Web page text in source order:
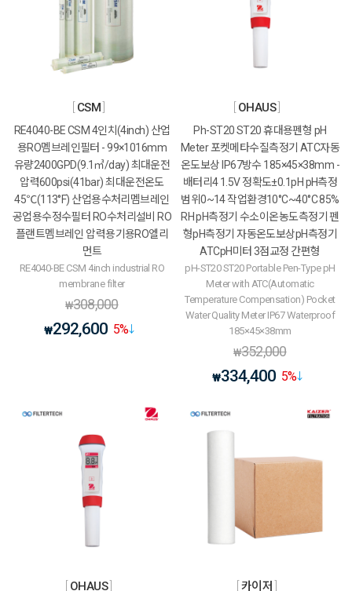
CSM
RE4040-BE CSM 4인치(4inch) 산업
용RO멤브레인필터 - 99×1016mm
유량2400GPD(9.1㎥/day) 최대운전
압력600psi(41bar) 최대운전온도
45℃(113°F) 산업용수처리멤브레인
공업용수정수필터 RO수처리설비 RO
플랜트멤브레인 압력용기용RO엘리
먼트
RE4040-BE CSM 4inch industrial RO
membrane filter
₩308,000
₩292,600 5%
OHAUS
Ph-ST20 ST20 휴대용펜형 pH
Meter 포켓메타수질측정기 ATC자동
온도보상 IP67방수 185×45×38mm -
배터리4 1.5V 정확도±0.1pH pH측정
범위0~14 작업환경10°C~40°C 85%
RH pH측정기 수소이온농도측정기 펜
형pH측정기 자동온도보상pH측정기
ATCpH미터 3점교정 간편형
pH-ST20 ST20 Portable Pen-Type pH
Meter with ATC(Automatic
Temperature Compensation) Pocket
Water Quality Meter IP67 Waterproof
185×45×38mm
₩352,000
₩334,400 5%
OHAUS 카이저